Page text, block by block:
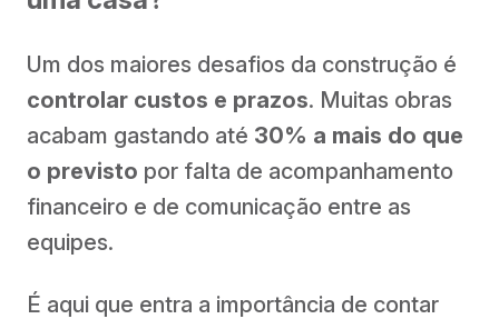
Um dos maiores desafios da construção é
controlar custos e prazos. Muitas obras
acabam gastando até 30% a mais do que
o previsto por falta de acompanhamento
financeiro e de comunicação entre as
equipes.
É aqui que entra a importância de contar